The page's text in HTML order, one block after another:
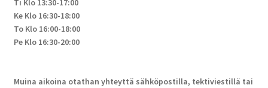
Ti Klo 13:30-17:00
Ke Klo 16:30-18:00
To Klo 16:00-18:00
Pe Klo 16:30-20:00
Muina aikoina otathan yhteyttä sähköpostilla, tektiviestillä tai